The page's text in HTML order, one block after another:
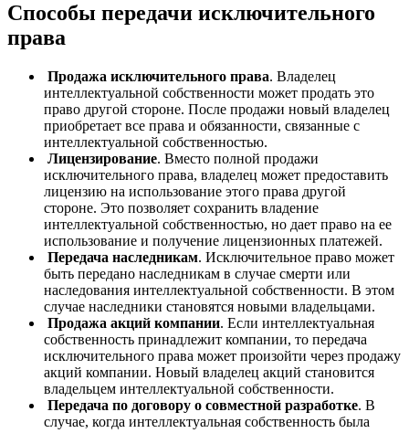
Способы передачи исключительного
права
Продажа исключительного права. Владелец
интеллектуальной собственности может продать это
право другой стороне. После продажи новый владелец
приобретает все права и обязанности, связанные с
интеллектуальной собственностью.
Лицензирование. Вместо полной продажи
исключительного права, владелец может предоставить
лицензию на использование этого права другой
стороне. Это позволяет сохранить владение
интеллектуальной собственностью, но дает право на ее
использование и получение лицензионных платежей.
Передача наследникам. Исключительное право может
быть передано наследникам в случае смерти или
наследования интеллектуальной собственности. В этом
случае наследники становятся новыми владельцами.
Продажа акций компании. Если интеллектуальная
собственность принадлежит компании, то передача
исключительного права может произойти через продажу
акций компании. Новый владелец акций становится
владельцем интеллектуальной собственности.
Передача по договору о совместной разработке. В
случае, когда интеллектуальная собственность была